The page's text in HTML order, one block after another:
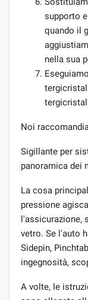
supporto
quando il
nella sua
Noi
Sigillante per
panoramica dei
La cosa
pressione
l'assicurazione,
vetro. Se l'auto
Sidepin,
ingegnosità,
A volte, le